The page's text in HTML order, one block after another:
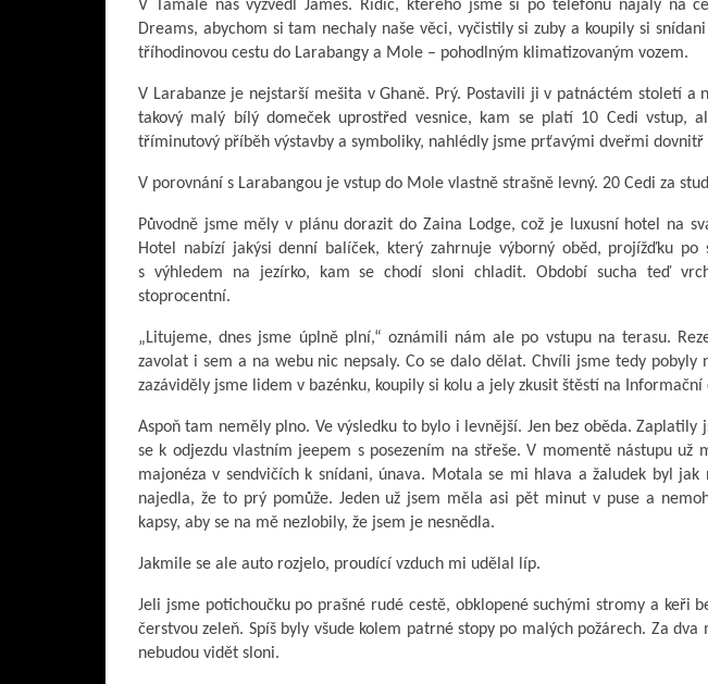
V Tamale nás vyzvedl James. Řidič, kterého jsme si po telefonu najaly na
Dreams, abychom si tam nechaly naše věci, vyčistily si zuby a koupily si
tříhodinovou cestu do Larabangy a Mole – pohodlným klimatizovaným vozem.
V Larabanze je nejstarší mešita v Ghaně. Prý. Postavili ji v patnáctém století a
takový malý bílý domeček uprostřed vesnice, kam se platí 10 Cedi vstup,
tříminutový příběh výstavby a symboliky, nahlédly jsme prťavými dveřmi dovnitř
V porovnání s Larabangou je vstup do Mole vlastně strašně levný. 20 Cedi za
Původně jsme měly v plánu dorazit do Zaina Lodge, což je luxusní hotel na
Hotel nabízí jakýsi denní balíček, který zahrnuje výborný oběd, projížďku
s výhledem na jezírko, kam se chodí sloni chladit. Období sucha teď
stoprocentní.
„Litujeme, dnes jsme úplně plní,“ oznámili nám ale po vstupu na terasu.
zavolat i sem a na webu nic nepsaly. Co se dalo dělat. Chvíli jsme tedy pobyly
zazáviděly jsme lidem v bazénku, koupily si kolu a jely zkusit štěstí na
Aspoň tam neměly plno. Ve výsledku to bylo i levnější. Jen bez oběda.
se k odjezdu vlastním jeepem s posezením na střeše. V momentě nástupu už
majonéza v sendvičích k snídani, únava. Motala se mi hlava a žaludek byl
najedla, že to prý pomůže. Jeden už jsem měla asi pět minut v puse a
kapsy, aby se na mě nezlobily, že jsem je nesnědla.
Jakmile se ale auto rozjelo, proudící vzduch mi udělal líp.
Jeli jsme potichoučku po prašné rudé cestě, obklopené suchými stromy a keři
čerstvou zeleň. Spíš byly všude kolem patrné stopy po malých požárech. Za
nebudou vidět sloni.